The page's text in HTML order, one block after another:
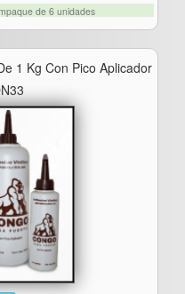
de 6 unidades
1 Kg Con Pico Aplicador